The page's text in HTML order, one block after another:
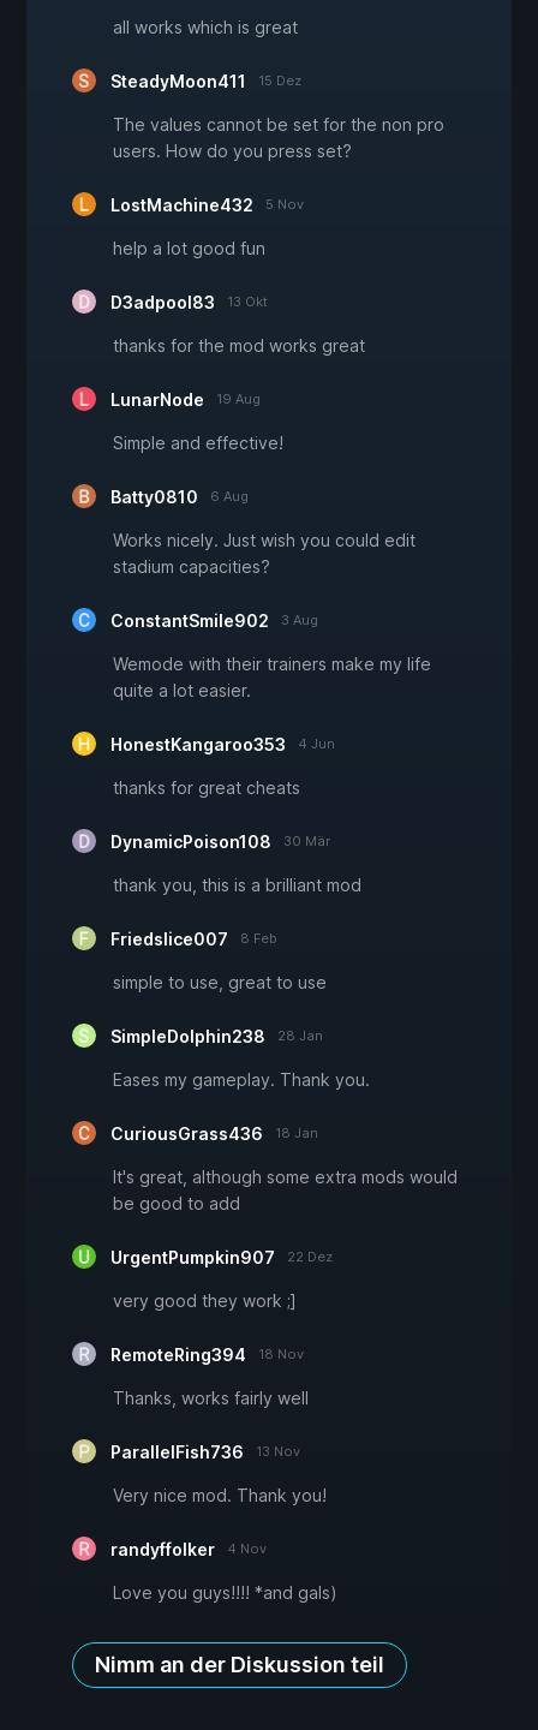
all works which is great
SteadyMoon411 15 Dez
The values cannot be set for the non pro
users. How do you press set?
LostMachine432 5 Nov
help a lot good fun
D3adpool83 13 Okt
thanks for the mod works great
LunarNode 19 Aug
Simple and effective!
Batty0810 6 Aug
Works nicely. Just wish you could edit
stadium capacities?
ConstantSmile902 3 Aug
Wemode with their trainers make my life
quite a lot easier.
HonestKangaroo353 4 Jun
thanks for great cheats
DynamicPoison108 30 Mär
thank you, this is a brilliant mod
Friedslice007 8 Feb
simple to use, great to use
SimpleDolphin238 28 Jan
Eases my gameplay. Thank you.
CuriousGrass436 18 Jan
It's great, although some extra mods would
be good to add
UrgentPumpkin907 22 Dez
very good they work ;]
RemoteRing394 18 Nov
Thanks, works fairly well
ParallelFish736 13 Nov
Very nice mod. Thank you!
randyffolker 4 Nov
Love you guys!!!! *and gals)
Nimm an der Diskussion teil